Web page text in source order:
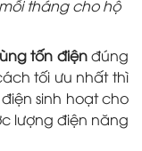
tháng cho hộ
tốn điệnđúng
tối ưu nhất thì
sinh hoạt cho
lượng điện năng